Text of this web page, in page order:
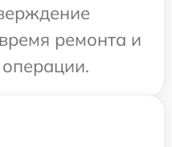
ремонта и